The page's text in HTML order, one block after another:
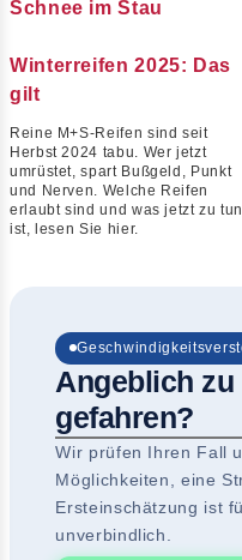
Winterreifen 2025: Das
gilt
Reine M+S-Reifen sind seit
Herbst 2024 tabu. Wer jetzt
umrüstet, spart Bußgeld, Punkt
und Nerven. Welche Reifen
erlaubt sind und was jetzt zu tun
ist, lesen Sie hier.
Angeblich
gefahren?
Wir prüfen Ihren Fall
Möglichkeiten, eine
Ersteinschätzung ist
unverbindlich.